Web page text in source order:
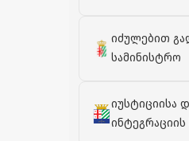
იძულებით
სამინისტრო
იუსტიციისა